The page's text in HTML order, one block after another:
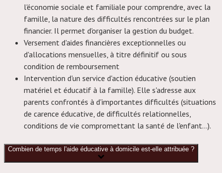
l'économie sociale et familiale pour comprendre, avec la
famille, la nature des difficultés rencontrées sur le plan
financier. Il permet d'organiser la gestion du budget.
Versement d'aides financières exceptionnelles ou
d'allocations mensuelles, à titre définitif ou sous
condition de remboursement
Intervention d'un service d'action éducative (soutien
matériel et éducatif à la famille). Elle s'adresse aux
parents confrontés à d'importantes difficultés (situations
de carence éducative, de difficultés relationnelles,
conditions de vie compromettant la santé de l'enfant...).
Combien de temps l'aide éducative à domicile est-elle attribuée ?